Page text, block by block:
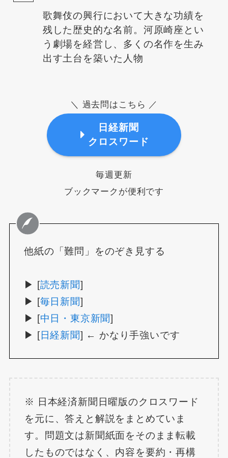
歌舞伎の興行において大きな功績を
残した歴史的な名前。河原崎座とい
う劇場を経営し、多くの名作を生み
出す土台を築いた人物
＼ 過去問はこちら ／
日経新聞
クロスワード
毎週更新
ブックマークが便利です
他紙の「難問」をのぞき見する
▶ [読売新聞]
▶ [毎日新聞]
▶ [中日・東京新聞]
▶ [日経新聞] ← かなり手強いです
※ 日本経済新聞日曜版のクロスワード
を元に、答えと解説をまとめていま
す。問題文は新聞紙面をそのまま転載
したものではなく、内容を要約・再構